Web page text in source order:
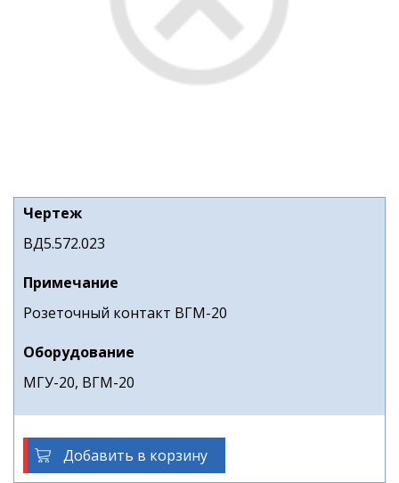
Чертеж
ВД5.572.023
Примечание
Розеточный контакт ВГМ-20
Оборудование
МГУ-20, ВГМ-20
Добавить в корзину